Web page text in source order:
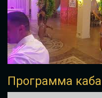
Программа